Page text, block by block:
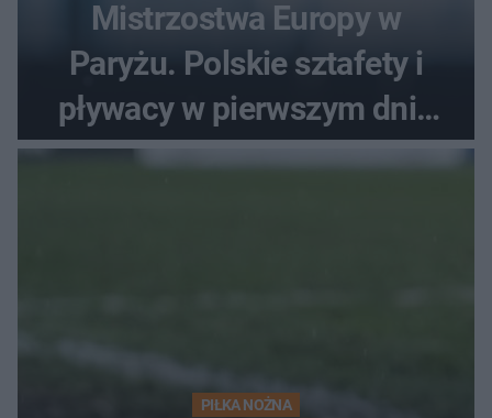
Mistrzostwa Europy w
Paryżu. Polskie sztafety i
pływacy w pierwszym dniu
finałów
PIŁKA NOŻNA